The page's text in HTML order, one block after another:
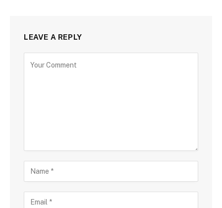
LEAVE A REPLY